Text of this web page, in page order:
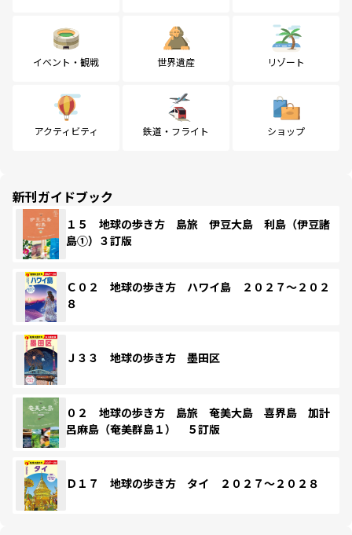
イベント・観戦 世界遺産 リゾート
アクティビティ 鉄道・フライト ショップ
新刊ガイドブック
１５ 地球の歩き方 島旅 伊豆大島 利島（伊豆諸
島①）３訂版
Ｃ０２ 地球の歩き方 ハワイ島 ２０２７～２０２
８
Ｊ３３ 地球の歩き方 墨田区
０２ 地球の歩き方 島旅 奄美大島 喜界島 加計
呂麻島（奄美群島１） ５訂版
Ｄ１７ 地球の歩き方 タイ ２０２７～２０２８